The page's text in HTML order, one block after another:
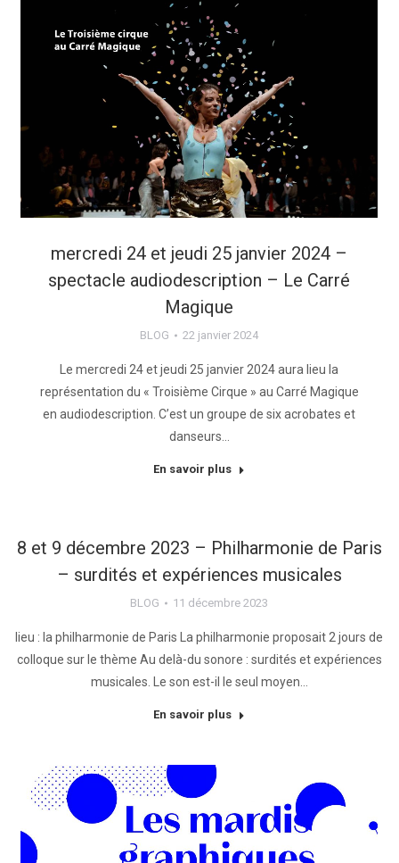
mercredi 24 et jeudi 25 janvier 2024 –
spectacle audiodescription – Le Carré
Magique
BLOG 22 janvier 2024
Le mercredi 24 et jeudi 25 janvier 2024 aura lieu la
représentation du « Troisième Cirque » au Carré Magique
en audiodescription. C’est un groupe de six acrobates et
danseurs…
En savoir plus
8 et 9 décembre 2023 – Philharmonie de Paris
– surdités et expériences musicales
BLOG 11 décembre 2023
lieu : la philharmonie de Paris La philharmonie proposait 2 jours de
colloque sur le thème Au delà-du sonore : surdités et expériences
musicales. Le son est-il le seul moyen…
En savoir plus